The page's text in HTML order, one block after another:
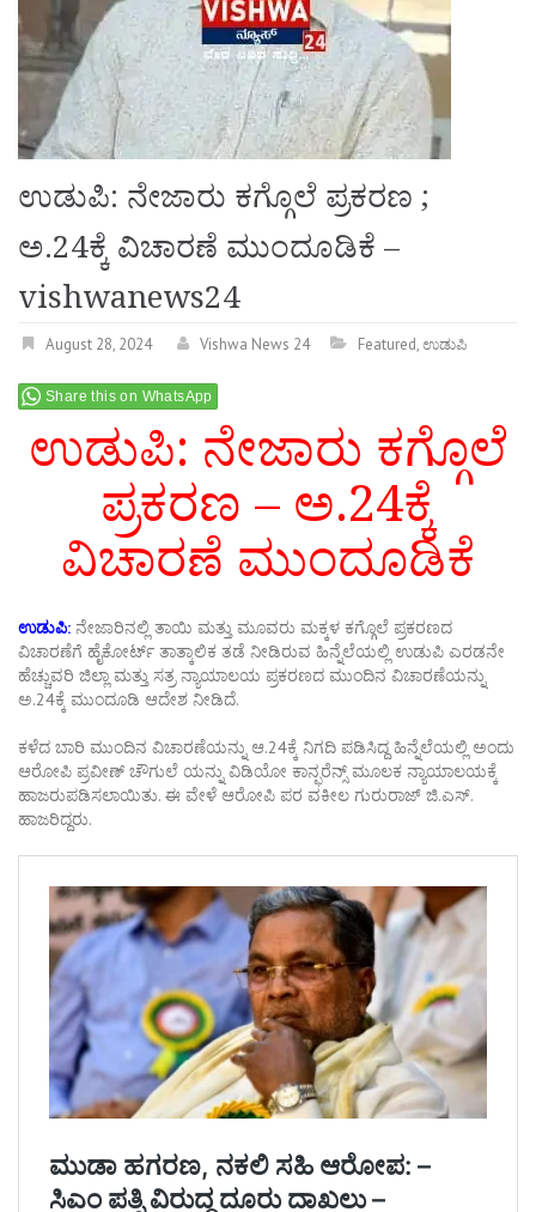
ಉಡುಪಿ: ನೇಜಾರು ಕಗ್ಗೊಲೆ ಪ್ರಕರಣ ;
ಅ.24ಕ್ಕೆ ವಿಚಾರಣೆ ಮುಂದೂಡಿಕೆ –
vishwanews24
August 28, 2024 Vishwa News 24 Featured,ಉಡುಪಿ
Share this on WhatsApp
ಉಡುಪಿ: ನೇಜಾರು ಕಗ್ಗೊಲೆ
ಪ್ರಕರಣ – ಅ.24ಕ್ಕೆ
ವಿಚಾರಣೆ ಮುಂದೂಡಿಕೆ
ಉಡುಪಿ: ನೇಜಾರಿನಲ್ಲಿ ತಾಯಿ ಮತ್ತು ಮೂವರು ಮಕ್ಕಳ ಕಗ್ಗೊಲೆ ಪ್ರಕರಣದ
ವಿಚಾರಣೆಗೆ ಹೈಕೋರ್ಟ್ ತಾತ್ಕಾಲಿಕ ತಡೆ ನೀಡಿರುವ ಹಿನ್ನೆಲೆಯಲ್ಲಿ ಉಡುಪಿ ಎರಡನೇ
ಹೆಚ್ಚುವರಿ ಜಿಲ್ಲಾ ಮತ್ತು ಸತ್ರ ನ್ಯಾಯಾಲಯ ಪ್ರಕರಣದ ಮುಂದಿನ ವಿಚಾರಣೆಯನ್ನು
ಅ.24ಕ್ಕೆ ಮುಂದೂಡಿ ಆದೇಶ ನೀಡಿದೆ.
ಕಳೆದ ಬಾರಿ ಮುಂದಿನ ವಿಚಾರಣೆಯನ್ನು ಆ.24ಕ್ಕೆ ನಿಗದಿ ಪಡಿಸಿದ್ದ ಹಿನ್ನೆಲೆಯಲ್ಲಿ ಅಂದು
ಆರೋಪಿ ಪ್ರವೀಣ್ ಚೌಗುಲೆ ಯನ್ನು ವಿಡಿಯೋ ಕಾನ್ಫರೆನ್ಸ್ ಮೂಲಕ ನ್ಯಾಯಾಲಯಕ್ಕೆ
ಹಾಜರುಪಡಿಸಲಾಯಿತು. ಈ ವೇಳೆ ಆರೋಪಿ ಪರ ವಕೀಲ ಗುರುರಾಜ್ ಜಿ.ಎಸ್.
ಹಾಜರಿದ್ದರು.